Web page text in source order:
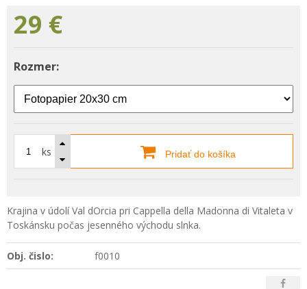
29 €
Rozmer:
ks Pridať do košíka
Krajina v údolí Val dOrcia pri Cappella della Madonna di Vitaleta v
Toskánsku počas jesenného východu slnka.
Obj. čislo: f0010